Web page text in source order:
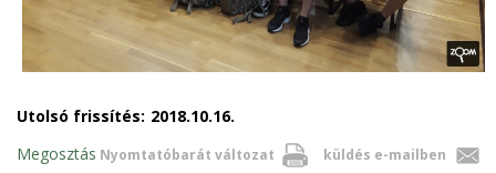
Utolsó frissítés: 2018.10.16.
Nyomtatóbarát változat küldés e-mailben
Megosztás